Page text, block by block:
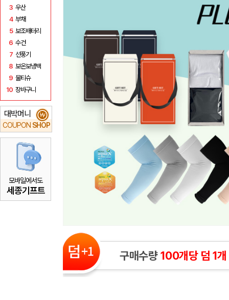
3 우산
4 부채
5 보조배터리
6 수건
7 선풍기
8 보온보냉백
9 물티슈
10 장바구니
대박머니
COUPON SHOP
₩
모바일에서도
세종기프트
구매수량100개당 덤 1개